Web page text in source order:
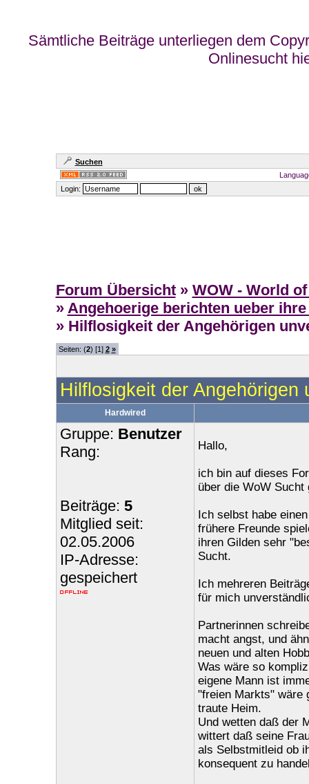
Sämtliche Beiträge unterliegen dem
Onlinesucht
Suchen
Login:
Forum Übersicht » WOW - World
» Angehoerige berichten ueber
» Hilflosigkeit der Angehörigen
Seiten: (2) [1] 2 »
Hilflosigkeit der Angehörigen
Hardwired
Gruppe: Benutzer
Rang:
Beiträge: 5
Mitglied seit:
02.05.2006
IP-Adresse:
gespeichert
Hallo,
ich bin auf dieses
über die WoW Sucht
Ich selbst habe
frühere Freunde
ihren Gilden sehr
Sucht.
Ich mehreren
für mich
Partnerinnen
macht angst, und
neuen und alten
Was wäre so
eigene Mann ist
"freien Markts" wäre
traute Heim.
Und wetten daß der
wittert daß seine
als Selbstmitleid ob
konsequent zu